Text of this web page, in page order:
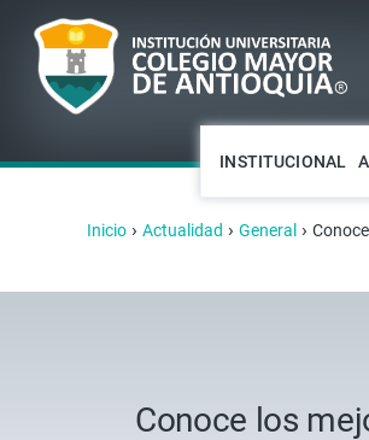
INSTITUCIONAL
Inicio › Actualidad › General ›
Conoce los